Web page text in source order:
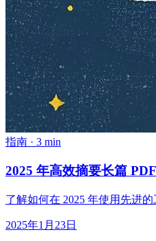
指南 · 3 min
2025 年高效摘要长篇
了解如何在 2025 年使用先进
2025年1月23日